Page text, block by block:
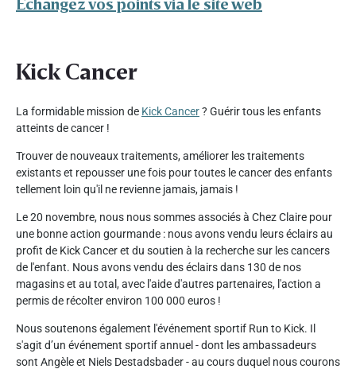
Kick Cancer
La formidable mission de Kick Cancer? Guérir tous les enfants
atteints de cancer !
Trouver de nouveaux traitements, améliorer les traitements
existants et repousser une fois pour toutes le cancer des enfants
tellement loin qu'il ne revienne jamais, jamais !
Le 20 novembre, nous nous sommes associés à Chez Claire pour
une bonne action gourmande : nous avons vendu leurs éclairs au
profit de Kick Cancer et du soutien à la recherche sur les cancers
de l'enfant. Nous avons vendu des éclairs dans 130 de nos
magasins et au total, avec l'aide d'autres partenaires, l'action a
permis de récolter environ 100 000 euros !
Nous soutenons également l'événement sportif Run to Kick. Il
s'agit d’un événement sportif annuel - dont les ambassadeurs
sont Angèle et Niels Destadsbader - au cours duquel nous courons